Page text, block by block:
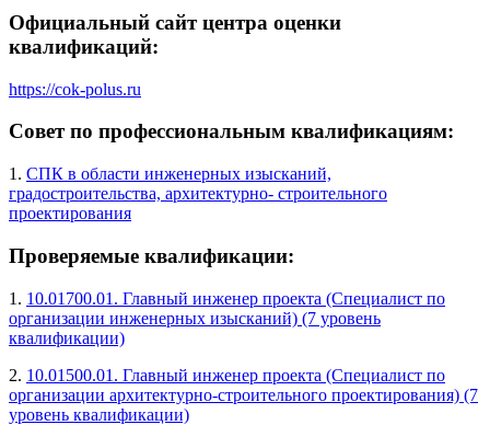
Официальный сайт центра оценки
квалификаций:
https://cok-polus.ru
Совет по профессиональным квалификациям:
1. СПК в области инженерных изысканий,
градостроительства, архитектурно- строительного
проектирования
Проверяемые квалификации:
1. 10.01700.01. Главный инженер проекта (Специалист по
организации инженерных изысканий) (7 уровень
квалификации)
2. 10.01500.01. Главный инженер проекта (Специалист по
организации архитектурно-строительного проектирования) (7
уровень квалификации)